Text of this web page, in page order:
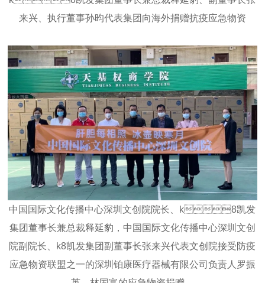
来兴、执行董事孙昀代表集团向海外捐赠抗疫应急物资